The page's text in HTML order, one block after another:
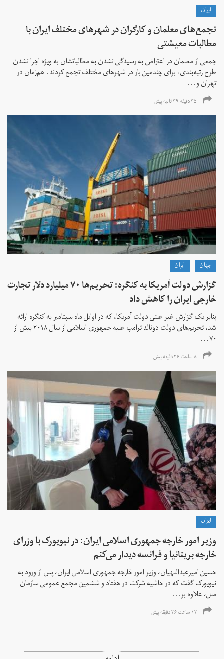
ايران
تجمع‌های معلمان و کارگران در شهرهای مختلف ایران با
مطالبات معیشتی
جمعی از معلمان در اعتراض به رسیدگی نشدن به مطالباتشان به ویژه اجرا نشدن
طرح رتبه‌بندی، برای چندمین بار در شهرهای مختلف تجمع کردند. هم‌زمان در
تهران و...
۳۵ دقیقه ۳۹ ثانیه پیش
جهان ايران
گزارش دولت آمریکا به کنگره: تحریم‌ها ۷۰ میلیارد دلار تجارت
خارجی ایران را کاهش داد
بنابر یک گزارش غیر علنی دولت آمریکا، که در اوایل ماه سپتامبر به کنگره ارائه
شد، تحریم‌های دولت دونالد ترامپ علیه جمهوری اسلامی از سال ۲۰۱۸ بیش از
۷۰...
۸ ساعت ۳۶ دقیقه پیش
ايران
وزیر امور خارجه جمهوری اسلامی ایران: در نیویورک با وزرای
خارجه بریتانیا و فرانسه دیدار می‌کنم
حسین امیرعبداللهیان، وزیر امور خارجه جمهوری اسلامی ایران، پس از ورود به
نیویورک گفت که در حاشیه شرکت در هفتاد و ششمین مجمع عمومی سازمان
ملل، علاوه بر...
۱۲ ساعت ۳۶ دقیقه پیش